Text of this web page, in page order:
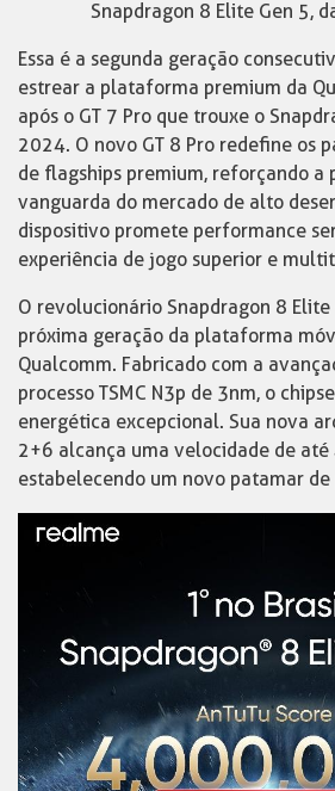
Snapdragon 8 Elite Gen 5,
Essa é a segunda geração
estrear a plataforma premium da
após o GT 7 Pro que trouxe o
2024. O novo GT 8 Pro redefine os
de flagships premium, reforçando a
vanguarda do mercado de alto
dispositivo promete performance
experiência de jogo superior e
O revolucionário Snapdragon 8
próxima geração da plataforma
Qualcomm. Fabricado com a
processo TSMC N3p de 3nm, o
energética excepcional. Sua nova
2+6 alcança uma velocidade de até
estabelecendo um novo patamar